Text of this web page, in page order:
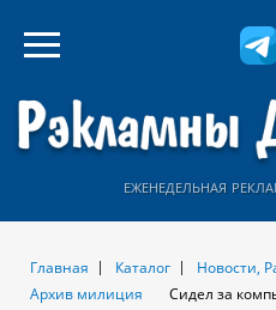
еженедельная
Главная Каталог Новости,
Архив милиция
Сидел за